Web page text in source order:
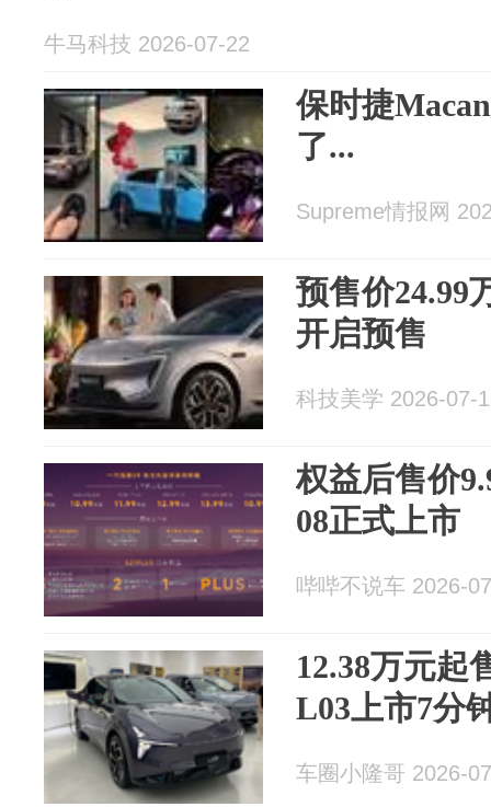
牛马科技 2026-07-22
保时捷
了...
Supreme情报网
预售价24.99
开启预售
科技美学 2026-07-
权益后售价
08正式上市
哔哔不说车 2026-
12.38万元起
L03上市7分
车圈小隆哥 2026-